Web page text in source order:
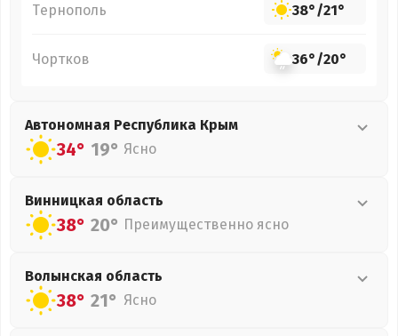
Тернополь 38°/21°
Чортков 36°/20°
Автономная Республика Крым
34° 19° Ясно
Винницкая область
38° 20° Преимущественно ясно
Волынская область
38° 21° Ясно